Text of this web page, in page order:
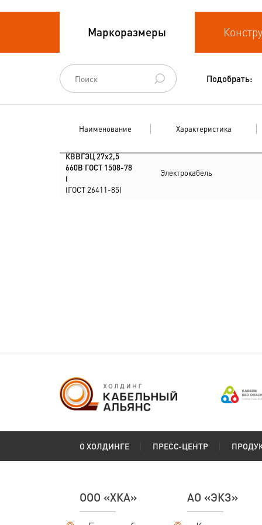
Кабели
термоэлектродные
Кабели управления
Маркоразмеры
Подобрать:
Наименование Характеристика
КВВГЭЦ 27х2,5
660В ГОСТ 1508-78
(
(ГОСТ 26411-85)
Электрокабель
О ХОЛДИНГЕ ПРЕСС-ЦЕНТР
ООО «ХКА» АО «ЭКЗ»